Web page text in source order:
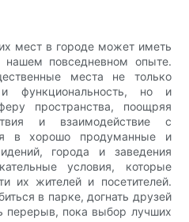
мест в городе может иметь
нашем повседневном опыте.
места не только
функциональность, но и
пространства, поощряя
и взаимодействие с
в хорошо продуманные и
города и заведения
условия, которые
их жителей и посетителей.
в парке, догнать друзей
перерыв, пока выбор лучших